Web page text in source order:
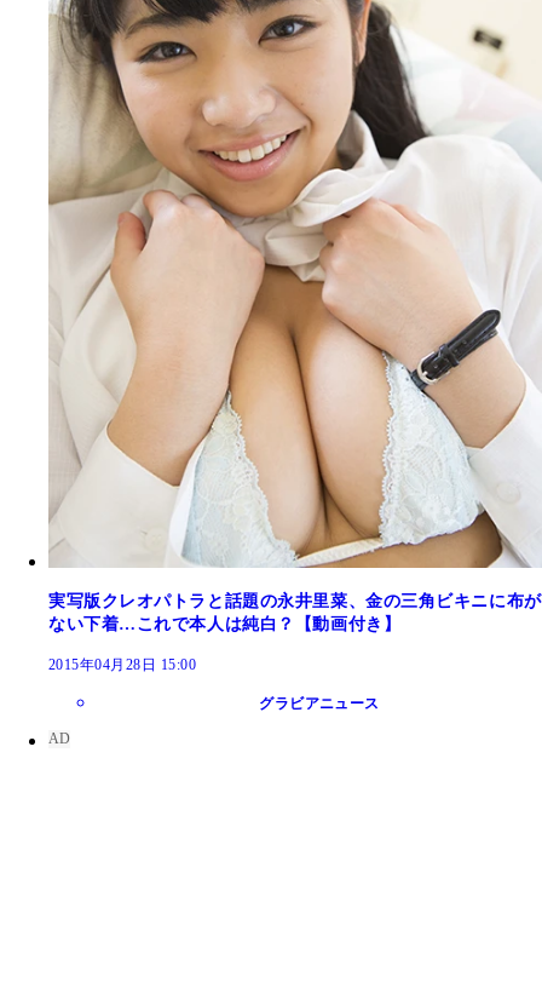
実写版クレオパトラと話題の永井里菜、金の三角ビキニに布が
ない下着…これで本人は純白？【動画付き】
2015年04月28日 15:00
グラビアニュース